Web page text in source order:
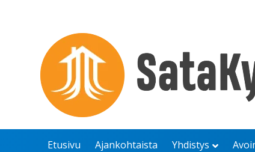
Etusivu Ajankohtaista Yhdistys